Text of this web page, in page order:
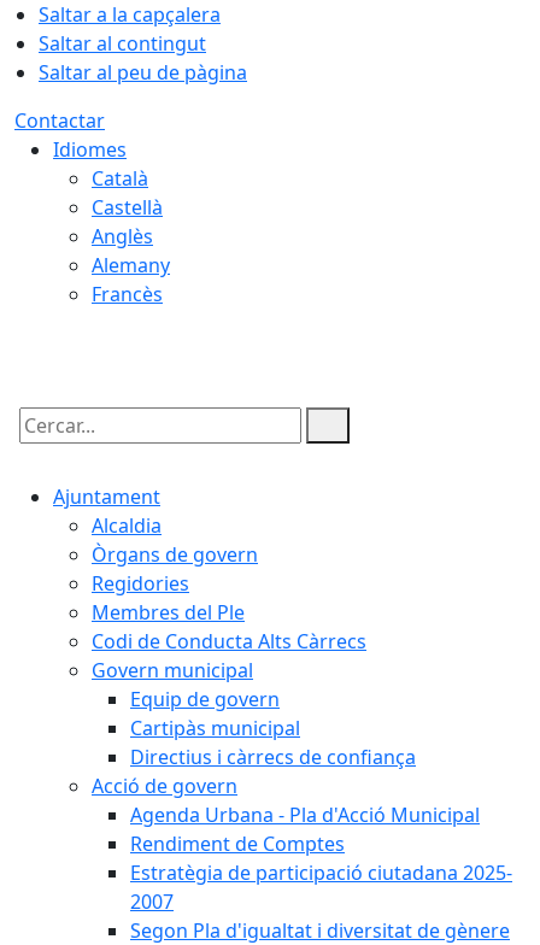
Saltar a la capçalera
Saltar al contingut
Saltar al peu de pàgina
Contactar
Idiomes
Català
Castellà
Anglès
Alemany
Francès
Cercar:
Ajuntament
Alcaldia
Òrgans de govern
Regidories
Membres del Ple
Codi de Conducta Alts Càrrecs
Govern municipal
Equip de govern
Cartipàs municipal
Directius i càrrecs de confiança
Acció de govern
Agenda Urbana - Pla d'Acció Municipal
Rendiment de Comptes
Estratègia de participació ciutadana 2025-
2007
Segon Pla d'igualtat i diversitat de gènere